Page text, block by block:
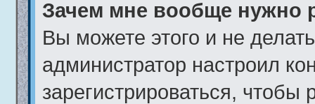
Зачем мне вообще нужно
Вы можете этого и не
администратор настроил
зарегистрироваться,